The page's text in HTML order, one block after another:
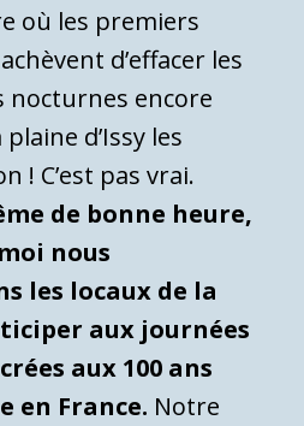
où les premiers
d’effacer les
nocturnes encore
d’Issy les
! C’est pas vrai.
de bonne heure,
nous
les locaux de la
aux journées
aux 100 ans
en France. Notre